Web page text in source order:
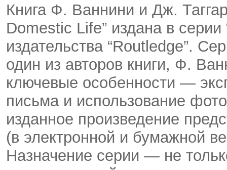
Книга Ф. Ваннини и Дж.
Domestic Life” издана в
издательства “Routledge”.
один из авторов книги, Ф.
ключевые особенности —
письма и использование
изданное произведение
(в электронной и бумажной
Назначение серии — не